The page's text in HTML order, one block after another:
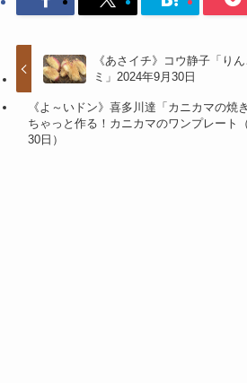
《あさイチ》コウ静子「り
ミ」2024年9月30日
《よ～いドン》喜多川達「カニカマの焼
ちゃっと作る！カニカマのワンプレート
30日）